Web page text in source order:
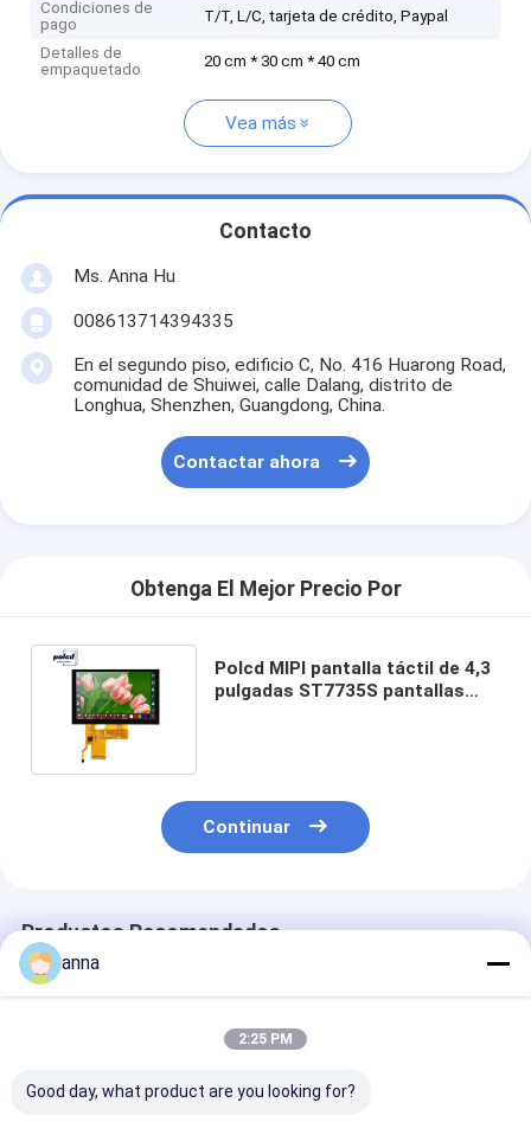
Condiciones de
pago
T/T, L/C, tarjeta de crédito, Paypal
Detalles de
empaquetado
20 cm * 30 cm * 40 cm
Vea más
Contacto
Ms. Anna Hu
008613714394335
En el segundo piso, edificio C, No. 416 Huarong Road,
comunidad de Shuiwei, calle Dalang, distrito de
Longhua, Shenzhen, Guangdong, China.
Contactar ahora
Obtenga El Mejor Precio Por
Polcd MIPI pantalla táctil de 4,3
pulgadas ST7735S pantallas
Continuar
Productos Recomendados
anna
2:25 PM
Good day, what product are you looking for?